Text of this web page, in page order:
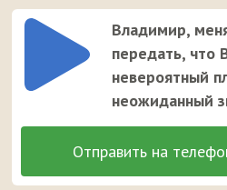
Владимир,
передать, что
невероятный
неожиданный